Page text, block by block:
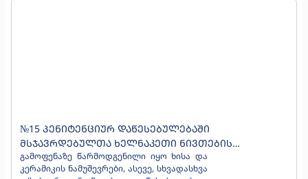
№15 ᲞᲔᲜᲘᲢᲔᲜᲪᲘᲣᲠ ᲓᲐᲬᲔᲡᲔᲑᲣᲚᲔᲑᲐᲨᲘ
ᲛᲡᲯᲐᲕᲠᲓᲔᲑᲣᲚᲗᲐ ᲮᲔᲚᲜᲐᲙᲔᲗᲘ ᲜᲘᲕᲗᲔᲑᲘᲡ
ᲒᲐᲛᲝᲤᲔᲜᲐ ᲒᲐᲘᲛᲐᲠᲗᲐ
გამოფენაზე წარმოდგენილი იყო ხისა და
კერამიკის ნამუშევრები, ასევე, სხვადასხვა